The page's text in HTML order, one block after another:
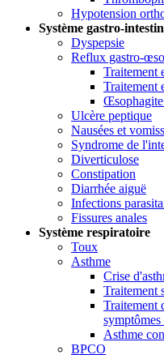
Hypotension
Système gastro-
Dyspepsie
Reflux gastro-
Traitement
Traitement
Œsophagite
Ulcère peptique
Nausées et
Syndrome de
Diverticulose
Constipation
Diarrhée aiguë
Infections
Fissures anales
Système respiratoire
Toux
Asthme
Crise
Traitement
Traitement
Asthme
BPCO